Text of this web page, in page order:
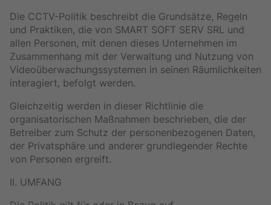
Die CCTV-Politik beschreibt die Grundsätze, Regeln
und Praktiken, die von SMART SOFT SERV SRL und
allen Personen, mit denen dieses Unternehmen im
Zusammenhang mit der Verwaltung und Nutzung von
Videoüberwachungssystemen in seinen Räumlichkeiten
interagiert, befolgt werden.
Gleichzeitig werden in dieser Richtlinie die
organisatorischen Maßnahmen beschrieben, die der
Betreiber zum Schutz der personenbezogenen Daten,
der Privatsphäre und anderer grundlegender Rechte
von Personen ergreift.
II. UMFANG